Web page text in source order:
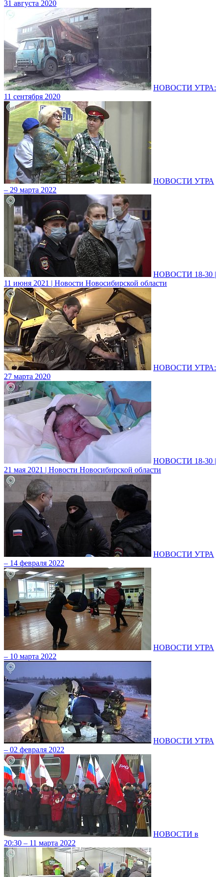
31 августа 2020
НОВОСТИ УТРА:
11 сентября 2020
НОВОСТИ УТРА
– 29 марта 2022
НОВОСТИ 18-30 |
11 июня 2021 | Новости Новосибирской области
НОВОСТИ УТРА:
27 марта 2020
НОВОСТИ 18-30 |
21 мая 2021 | Новости Новосибирской области
НОВОСТИ УТРА
– 14 февраля 2022
НОВОСТИ УТРА
– 10 марта 2022
НОВОСТИ УТРА
– 02 февраля 2022
НОВОСТИ в
20:30 – 11 марта 2022